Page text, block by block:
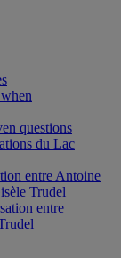
questions
du Lac
entre Antoine
Trudel
entre